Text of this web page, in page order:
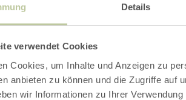
Details
verwendet Cookies
Cookies, um Inhalte und Anzeigen zu
anbieten zu können und die Zugriffe auf
wir Informationen zu Ihrer
in zünftiger Eifeler